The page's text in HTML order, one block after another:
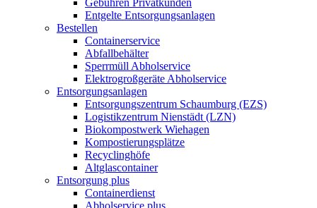
Gebühren Privatkunden
Entgelte Entsorgungsanlagen
Bestellen
Containerservice
Abfallbehälter
Sperrmüll Abholservice
Elektrogroßgeräte Abholservice
Entsorgungsanlagen
Entsorgungszentrum Schaumburg (EZS)
Logistikzentrum Nienstädt (LZN)
Biokompostwerk Wiehagen
Kompostierungsplätze
Recyclinghöfe
Altglascontainer
Entsorgung plus
Containerdienst
Abholservice plus